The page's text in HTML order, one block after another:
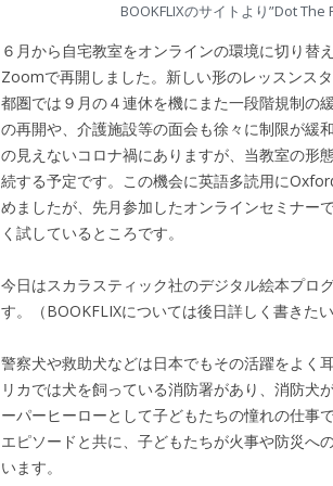
BOOKFLIXのサイトより”Dot
６月から自宅教室をオンラインの環境に切り替
Zoomで再開しました。新しい形のレッスンス
都圏では９月の４連休を機にまた一段階規制の
の再開や、介護施設等の面会も徐々に制限が緩
の見えないコロナ禍にありますが、当教室の形
続する予定です。この機会に英語多読用に
めましたが、先月参加したオンラインセミナー
く試しているところです。
今日はスカラスティック社のデジタル絵本プロ
す。（BOOKFLIXについては後日詳しく書きたい
警察犬や救助犬などは日本でもその活躍をよく
リカでは犬を飼っている消防署があり、消防犬
ーパーヒーローとして子どもたちの憧れの仕事
エピソードと共に、子どもたちが火事や防災へ
います。